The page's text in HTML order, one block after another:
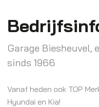
Garage Biesheuvel,
sinds 1966
Vanaf heden ook TOP
Hyundai en Kia!